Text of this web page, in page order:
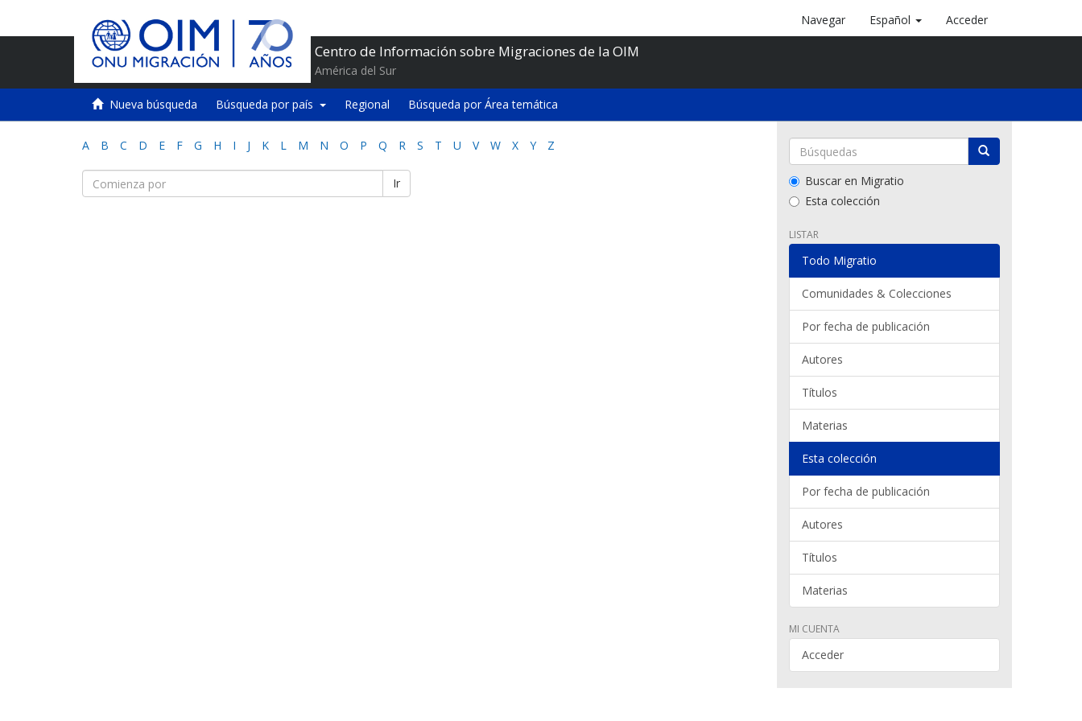
Centro de Información sobre Migraciones de la OIM
América del Sur
Navegar Español Acceder
Nueva búsqueda Búsqueda por país Regional Búsqueda por Área temática
A B C D E F G H I J K L M N O P Q R S T U V W X Y Z
Ir
Buscar en Migratio
Esta colección
LISTAR
Todo Migratio
Comunidades & Colecciones
Por fecha de publicación
Autores
Títulos
Materias
Esta colección
Por fecha de publicación
Autores
Títulos
Materias
MI CUENTA
Acceder